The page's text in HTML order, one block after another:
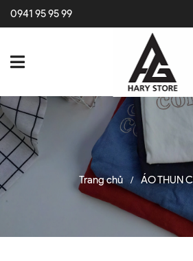
0941 95 95 99
Trang chủ / ÁO THUN